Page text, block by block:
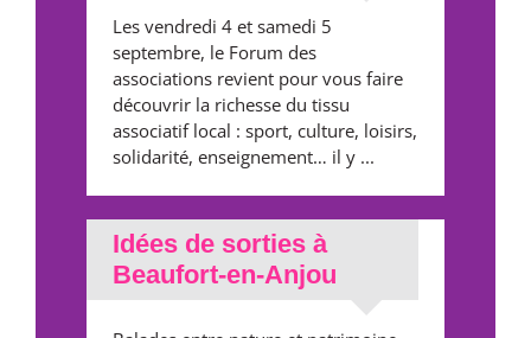
Les vendredi 4 et samedi 5
septembre, le Forum des
associations revient pour vous faire
découvrir la richesse du tissu
associatif local : sport, culture, loisirs,
solidarité, enseignement… il y ...
Idées de sorties à
Beaufort-en-Anjou